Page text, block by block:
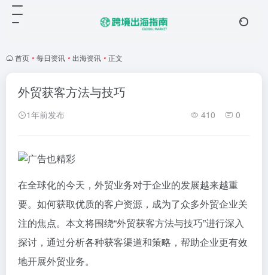
首页 • 每日资讯 • 出海资讯 • 正文
外贸获客方法与技巧
1年前发布 410 0
在全球化的今天，外贸业务对于企业的发展越来越重
要。如何获取优质的客户资源，成为了众多外贸企业关
注的焦点。本文将围绕“外贸获客方法与技巧”进行深入
探讨，通过分析各种获客渠道和策略，帮助企业更有效
地开展外贸业务。